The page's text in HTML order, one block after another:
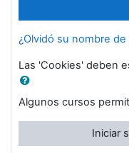
¿Olvidó su nombre
Las 'Cookies' deben
Algunos cursos
Iniciar